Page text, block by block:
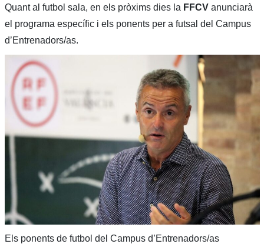
Quant al futbol sala, en els pròxims dies la FFCVanunciarà
el programa específic i els ponents per a futsal del Campus
d’Entrenadors/as.
Els ponents de futbol del Campus d’Entrenadors/as